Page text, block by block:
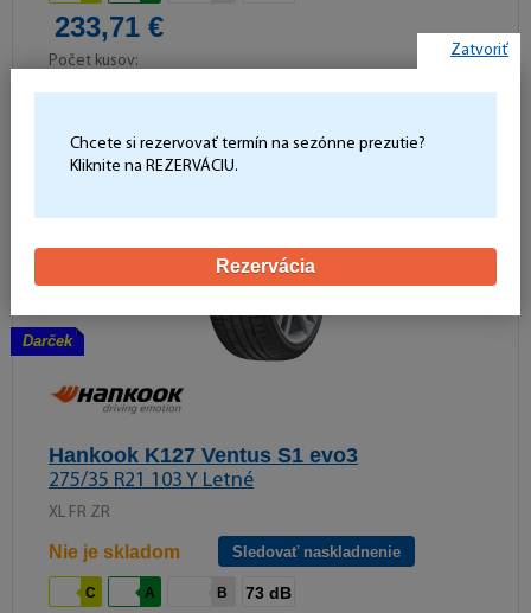
233,71 €
Počet kusov:
Darček
Hankook K127 Ventus S1 evo3
275/35 R21 103 Y Letné
XL FR ZR
Nie je skladom Sledovať naskladnenie
C A B 73 dB
Zatvoriť
Chcete si rezervovať termín na sezónne prezutie?
Kliknite na REZERVÁCIU.
Rezervácia